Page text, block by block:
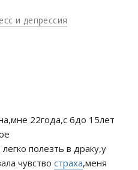
и депрессия
22года,с 6до 15лет
полезть в драку,у
чувство страха,меня